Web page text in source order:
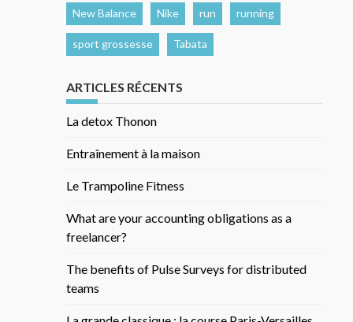
New Balance Nike run running
sport grossesse Tabata
ARTICLES RÉCENTS
La detox Thonon
Entraînement à la maison
Le Trampoline Fitness
What are your accounting obligations as a
freelancer?
The benefits of Pulse Surveys for distributed
teams